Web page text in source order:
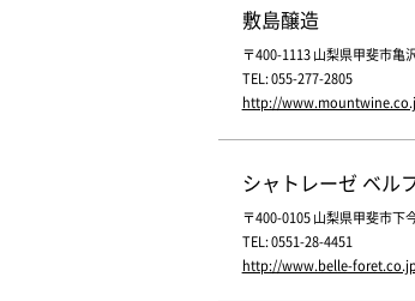
敷島醸造
〒400-1113 山梨県甲斐市亀
TEL: 055-277-2805
http://
シャトレーゼ ベル
〒400-0105 山梨県甲斐市下
TEL: 0551-28-4451
http://www.belle-